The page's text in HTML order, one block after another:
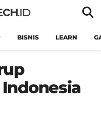
BISNIS LEARN